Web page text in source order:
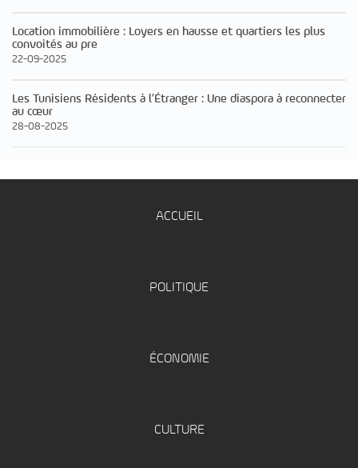
Location immobilière : Loyers en hausse et quartiers les plus
convoités au pre
22-09-2025
Les Tunisiens Résidents à l’Étranger : Une diaspora à reconnecter
au cœur
28-08-2025
ACCUEIL
POLITIQUE
ÉCONOMIE
CULTURE